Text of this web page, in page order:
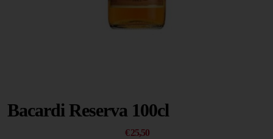
Bacardi Reserva 100cl
€25,50